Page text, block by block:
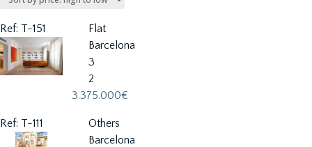
Ref: T-151
Flat
Barcelona
3
2
3.375.000€
Ref: T-111
Others
Barcelona